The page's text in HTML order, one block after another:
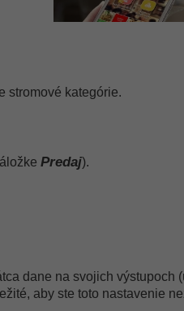
stromové kategórie.
Predaj).
dane na svojich výstupoch
aby ste toto nastavenie